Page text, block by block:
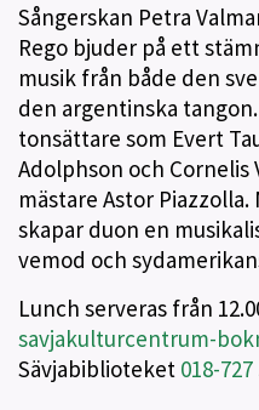
Sångerskan Petra
Rego bjuder på ett
musik från både den
den argentinska
tonsättare som Evert
Adolphson och
mästare Astor
skapar duon en
vemod och
Lunch serveras från
savjakulturcentrum-
Sävjabiblioteket 018-727